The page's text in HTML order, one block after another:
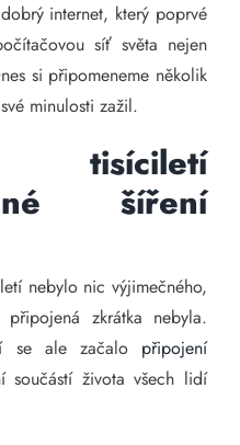
internet, který poprvé
síť světa nejen
si připomeneme několik
minulosti zažil.
šíření
nebylo nic výjimečného,
zkrátka nebyla.
se ale začalo připojení
součástí života všech lidí